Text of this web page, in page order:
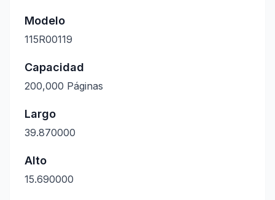
Modelo
115R00119
Capacidad
200,000 Páginas
Largo
39.870000
Alto
15.690000